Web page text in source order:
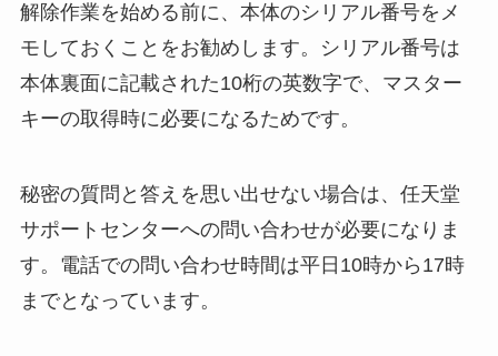
解除作業を始める前に、本体のシリアル番号をメ
モしておくことをお勧めします。シリアル番号は
本体裏面に記載された10桁の英数字で、マスター
キーの取得時に必要になるためです。
秘密の質問と答えを思い出せない場合は、任天堂
サポートセンターへの問い合わせが必要になりま
す。電話での問い合わせ時間は平日10時から17時
までとなっています。